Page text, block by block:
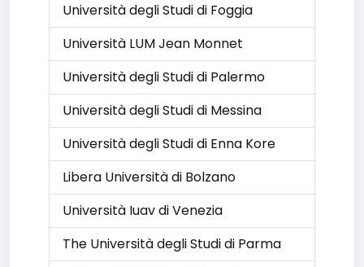
Università degli Studi di Foggia
Università LUM Jean Monnet
Università degli Studi di Palermo
Università degli Studi di Messina
Università degli Studi di Enna Kore
Libera Università di Bolzano
Università Iuav di Venezia
The Università degli Studi di Parma